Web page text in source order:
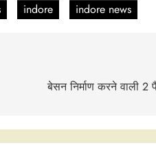
indore indore news
बेसन निर्माण करने वाली 2